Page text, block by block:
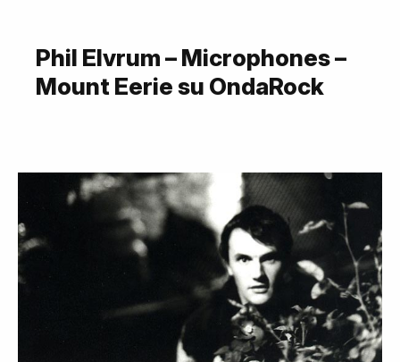
Phil Elvrum – Microphones –
Mount Eerie su OndaRock